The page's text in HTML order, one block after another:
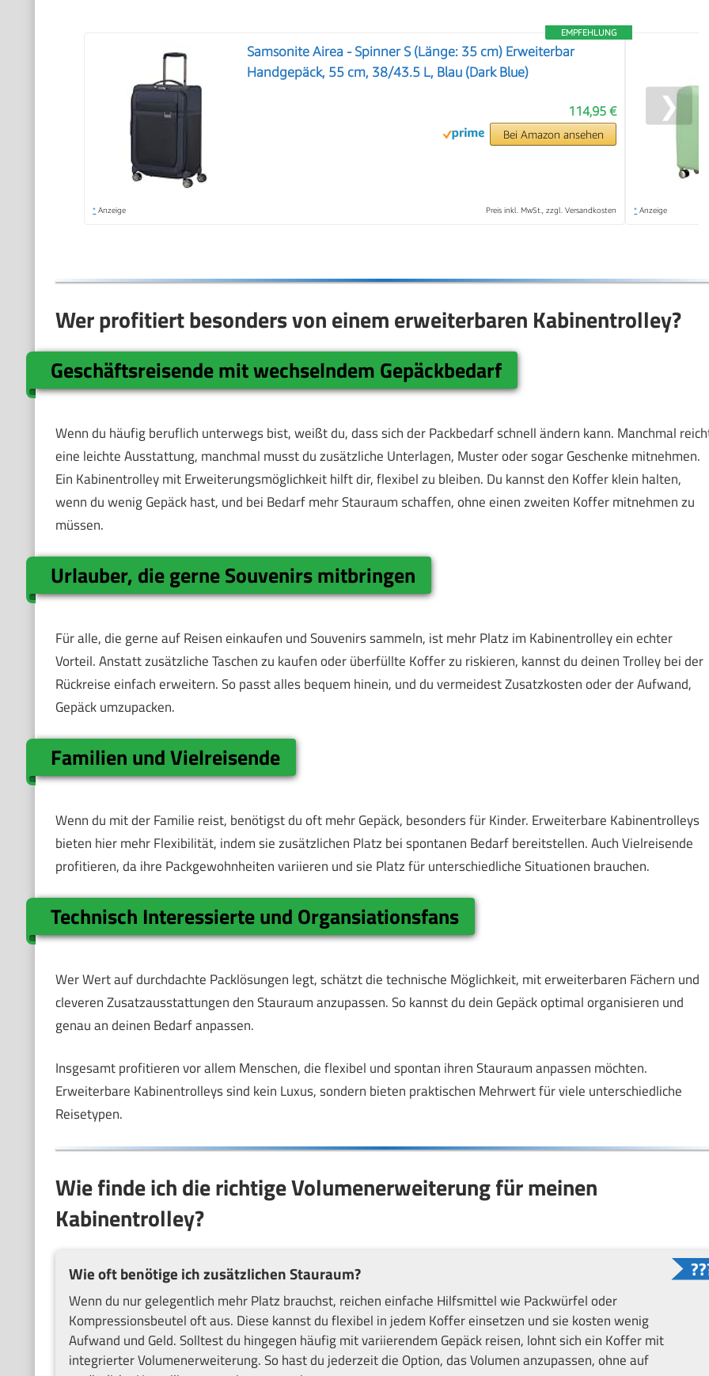
EMPFEHLUNG
Samsonite Airea - Spinner S (Länge: 35 cm) Erweiterbar
Handgepäck, 55 cm, 38/43.5 L, Blau (Dark Blue)
114,95 €
Bei Amazon ansehen
* Anzeige Preis inkl. MwSt., zzgl. Versandkosten * Anzeige
❯
Wer profitiert besonders von einem erweiterbaren Kabinentrolley?
Geschäftsreisende mit wechselndem Gepäckbedarf
Wenn du häufig beruflich unterwegs bist, weißt du, dass sich der Packbedarf schnell ändern kann. Manchmal
eine leichte Ausstattung, manchmal musst du zusätzliche Unterlagen, Muster oder sogar Geschenke mitnehmen.
Ein Kabinentrolley mit Erweiterungsmöglichkeit hilft dir, flexibel zu bleiben. Du kannst den Koffer klein halten,
wenn du wenig Gepäck hast, und bei Bedarf mehr Stauraum schaffen, ohne einen zweiten Koffer mitnehmen zu
müssen.
Urlauber, die gerne Souvenirs mitbringen
Für alle, die gerne auf Reisen einkaufen und Souvenirs sammeln, ist mehr Platz im Kabinentrolley ein echter
Vorteil. Anstatt zusätzliche Taschen zu kaufen oder überfüllte Koffer zu riskieren, kannst du deinen Trolley bei der
Rückreise einfach erweitern. So passt alles bequem hinein, und du vermeidest Zusatzkosten oder der Aufwand,
Gepäck umzupacken.
Familien und Vielreisende
Wenn du mit der Familie reist, benötigst du oft mehr Gepäck, besonders für Kinder. Erweiterbare Kabinentrolleys
bieten hier mehr Flexibilität, indem sie zusätzlichen Platz bei spontanen Bedarf bereitstellen. Auch Vielreisende
profitieren, da ihre Packgewohnheiten variieren und sie Platz für unterschiedliche Situationen brauchen.
Technisch Interessierte und Organsiationsfans
Wer Wert auf durchdachte Packlösungen legt, schätzt die technische Möglichkeit, mit erweiterbaren Fächern und
cleveren Zusatzausstattungen den Stauraum anzupassen. So kannst du dein Gepäck optimal organisieren und
genau an deinen Bedarf anpassen.
Insgesamt profitieren vor allem Menschen, die flexibel und spontan ihren Stauraum anpassen möchten.
Erweiterbare Kabinentrolleys sind kein Luxus, sondern bieten praktischen Mehrwert für viele unterschiedliche
Reisetypen.
Wie finde ich die richtige Volumenerweiterung für meinen
Kabinentrolley?
Wie oft benötige ich zusätzlichen Stauraum?
Wenn du nur gelegentlich mehr Platz brauchst, reichen einfache Hilfsmittel wie Packwürfel oder
Kompressionsbeutel oft aus. Diese kannst du flexibel in jedem Koffer einsetzen und sie kosten wenig
Aufwand und Geld. Solltest du hingegen häufig mit variierendem Gepäck reisen, lohnt sich ein Koffer mit
integrierter Volumenerweiterung. So hast du jederzeit die Option, das Volumen anzupassen, ohne auf